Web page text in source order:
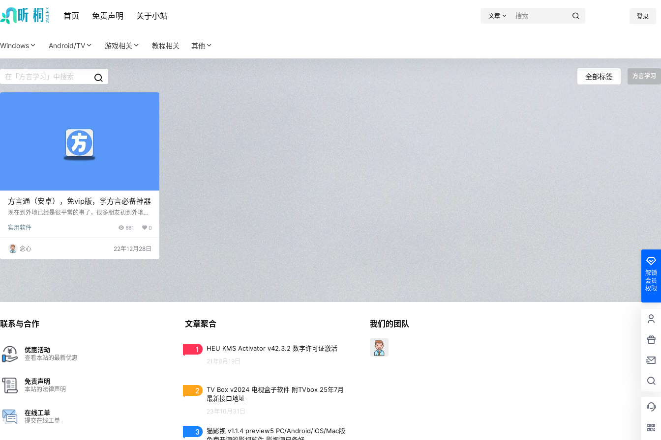
首页 免责声明 关于小站 文章 登录
Windows Android/TV 游戏相关 教程相关 其他
全部标签 方言学习
方言通（安卓），免vip版，学方言必备神器
现在到外地已经是很平常的事了，很多朋友初到外地都
果你想要与本地人沟通无障碍，那么用这款软件学习还
方言对话和方言听力的软件，汇集了各种不同类型的方
言提供给大家，涵盖了日常用语，生活用语等分类，情
景对话练习让你与本地人沟通无障碍。 安装后打开就是
实用软件 881 0
念心 22年12月28日
解锁
会员
权限
联系与合作
优惠活动
查看本站的最新优惠
免责声明
本站的法律声明
在线工单
提交在线工单
文章聚合
1 HEU KMS Activator v42.3.2 数字许可证激活
21年6月19日
2
TV Box v2024 电视盒子软件 附TVbox 25年7月
最新接口地址
23年10月31日
3
猫影视 v1.1.4 preview5 PC/Android/iOS/Mac版
我们的团队